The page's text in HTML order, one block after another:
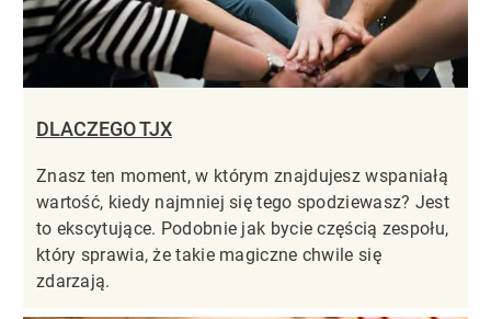
DLACZEGO TJX
Znasz ten moment, w którym znajdujesz wspaniałą
wartość, kiedy najmniej się tego spodziewasz? Jest
to ekscytujące. Podobnie jak bycie częścią zespołu,
który sprawia, że takie magiczne chwile się
zdarzają.